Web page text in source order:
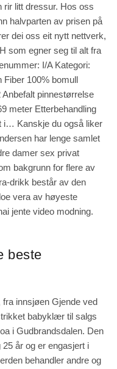
rir litt dressur. Hos oss
halvparten av prisen på
dei oss eit nytt nettverk,
som egner seg til alt fra
I/A Kategori:
Fiber 100% bomull
pinnestørrelse
meter Etterbehandling
i… Kanskje du også liker
har lenge samlet
damer sex privat
bakgrunn for flere av
drikk består av den
vera av høyeste
jente video modning.
beste
innsjøen Gjende ved
babyklær til salgs
i Gudbrandsdalen. Den
år og er engasjert i
behandler andre og